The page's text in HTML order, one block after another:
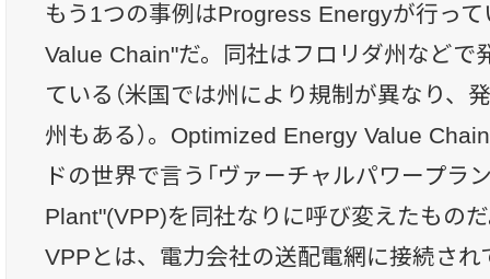
もう1つの事例はProgress Energyが行っ
Value Chain"だ。同社はフロリダ州などで
ている（米国では州により規制が異なり、
州もある）。Optimized Energy Value
ドの世界で言う「ヴァーチャルパワープラ
Plant"(VPP)を同社なりに呼び変えたもの
VPPとは、電力会社の送配電網に接続さ